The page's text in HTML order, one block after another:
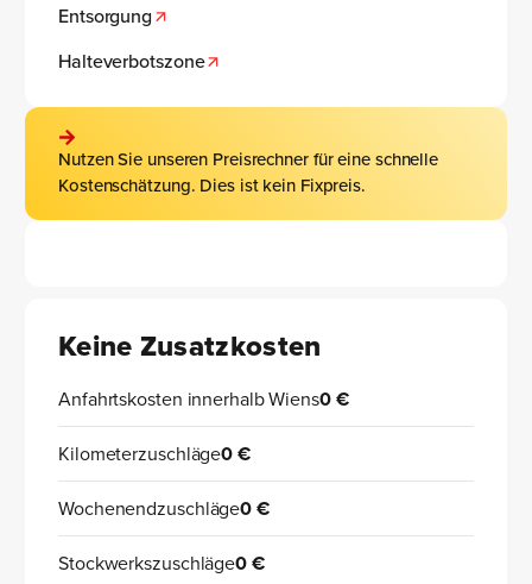
Entsorgung
Halteverbotszone
Nutzen Sie unseren Preisrechner für eine schnelle
Kostenschätzung. Dies ist kein Fixpreis.
Keine Zusatzkosten
Anfahrtskosten innerhalb Wiens0 €
Kilometerzuschläge0 €
Wochenendzuschläge0 €
Stockwerkszuschläge0 €